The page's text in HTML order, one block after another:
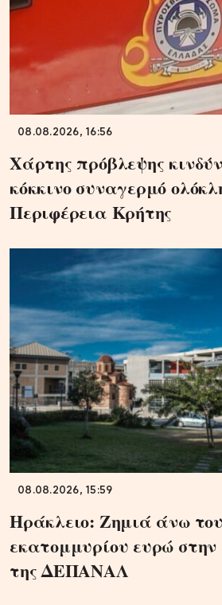
08.08.2026, 16:56
Χάρτης πρόβλεψης
κόκκινο συναγερμό
Περιφέρεια Κρήτης
08.08.2026, 15:59
Ηράκλειο: Ζημιά άνω
εκατομμυρίου ευρώ στην
της ΔΕΠΑΝΑΛ